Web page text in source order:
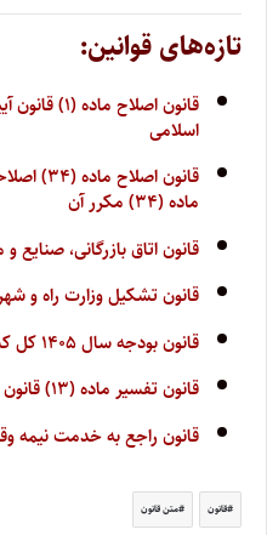
تازه‌های قوانین:
قانون
اسلامی
ماده (۳۴) مکرر آن
قانون اتاق بازرگانی، صنایع
قانون تشکیل وزارت راه و
قانون بودجه سال ۱۴۰۵ کل کشور
قانون تفسیر ماده (۱۳) قانون حمایت از آزادگان مصوب ۱۳۶۸
قانون راجع به خدمت نیمه
قانون متن قانون